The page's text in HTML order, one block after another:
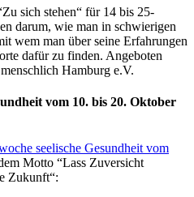
sich stehen“ für 14 bis 25-
darum, wie man in schwierigen
wem man über seine Erfahrungen
dafür zu finden. Angeboten
Hamburg e.V.
vom 10. bis 20. Oktober
seelische Gesundheit vom
Motto “Lass Zuversicht
Zukunft“: